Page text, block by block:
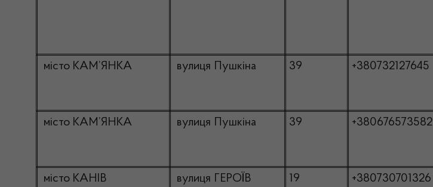
місто КАМ’ЯНКА вулиця Пушкіна 39 +380732127645
місто КАМ’ЯНКА
вулиця Пушкіна 39 +380676573582
місто КАНІВ
вулиця ГЕРОЇВ
19 +380730701326